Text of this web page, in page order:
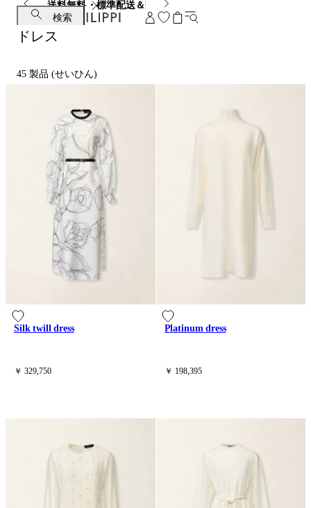
送料無料・標準配送＆交換無料
検索
ドレス
45 製品 (せいひん)
Silk twill dress
￥ 329,750
Platinum dress
￥ 198,395